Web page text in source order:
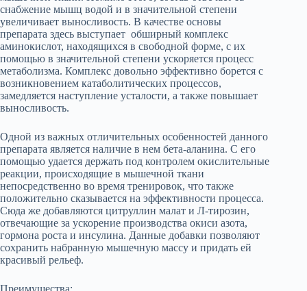
снабжение мышц водой и в значительной степени
увеличивает выносливость. В качестве основы
препарата здесь выступает обширный комплекс
аминокислот, находящихся в свободной форме, с их
помощью в значительной степени ускоряется процесс
метаболизма. Комплекс довольно эффективно борется с
возникновением катаболитических процессов,
замедляется наступление усталости, а также повышает
выносливость.
Одной из важных отличительных особенностей данного
препарата является наличие в нем бета-аланина. С его
помощью удается держать под контролем окислительные
реакции, происходящие в мышечной ткани
непосредственно во время тренировок, что также
положительно сказывается на эффективности процесса.
Сюда же добавляются цитруллин малат и Л-тирозин,
отвечающие за ускорение производства окиси азота,
гормона роста и инсулина. Данные добавки позволяют
сохранить набранную мышечную массу и придать ей
красивый рельеф.
Преимущества: